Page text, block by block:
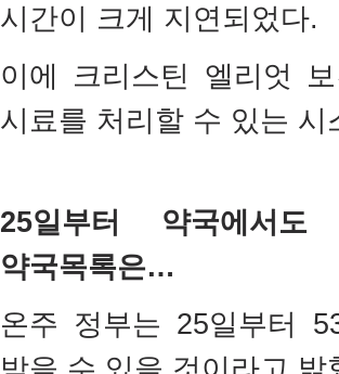
시간이 크게 지연되었다.
이에 크리스틴 엘리엇
시료를 처리할 수 있는
25일부터 약국에서
약국목록은…
온주 정부는 25일부터